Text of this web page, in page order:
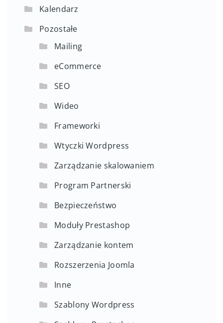
Kalendarz
Pozostałe
Mailing
eCommerce
SEO
Wideo
Frameworki
Wtyczki Wordpress
Zarządzanie skalowaniem
Program Partnerski
Bezpieczeństwo
Moduły Prestashop
Zarządzanie kontem
Rozszerzenia Joomla
Inne
Szablony Wordpress